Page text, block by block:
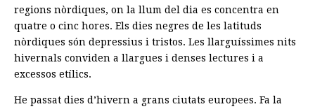
regions nòrdiques, on la llum del dia es concentra en
quatre o cinc hores. Els dies negres de les latituds
nòrdiques són depressius i tristos. Les llarguíssimes nits
hivernals conviden a llargues i denses lectures i a
excessos etílics.
He passat dies d’hivern a grans ciutats europees. Fa la